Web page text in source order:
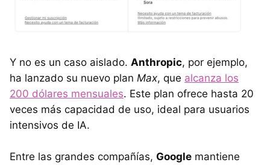
Y no es un caso aislado. Anthropic, por ejemplo,
ha lanzado su nuevo plan Max, que alcanza los
200 dólares mensuales. Este plan ofrece hasta 20
veces más capacidad de uso, ideal para usuarios
intensivos de IA.
Entre las grandes compañías, Google mantiene